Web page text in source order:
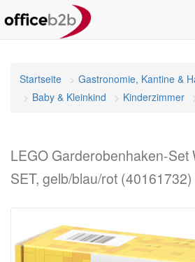
Startseite
Gastronomie, Kantine &
Baby & Kleinkind
Kinderzimmer
LEGO Garderobenhaken-Set
SET, gelb/blau/rot (40161732)